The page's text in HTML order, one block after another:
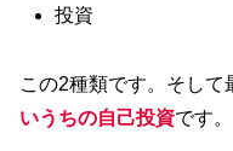
投資
この2種類です。そして
いうちの自己投資です。